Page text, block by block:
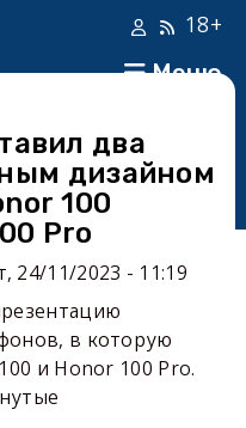
Меню
18+
два
дизайном
100
Pro
24/11/2023 - 11:19
в которую
и Honor 100 Pro.